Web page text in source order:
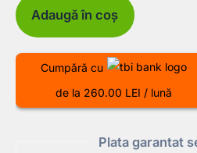
Diamantat
pentru
Beton
600×25.4mm
Adaugă în coș
Cumpără cu
de la 260.00 LEI / lună
Plata garantat